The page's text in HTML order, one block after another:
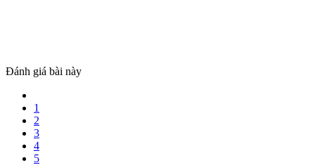
Đánh giá bài này
1
2
3
4
5